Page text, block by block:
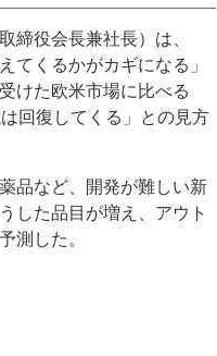
締役会長兼社長）は、
てくるかがカギになる」
けた欧米市場に比べる
回復してくる」との見方
品など、開発が難しい新
した品目が増え、アウト
測した。